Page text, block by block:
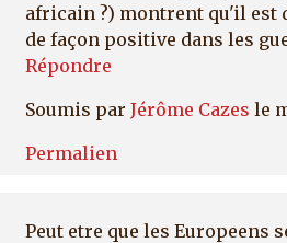
africain ?) montrent qu'il
de façon positive dans les
Répondre
Soumis par Jérôme Cazes le
Permalien
Peut etre que les Europeens